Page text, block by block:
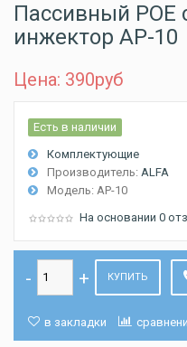
Пассивный POE
инжектор AP-10
Цена: 390руб
Есть в наличии
Комплектующие
Производитель: ALFA
Модель: AP-10
На основании 0
КУПИТЬ
в закладки